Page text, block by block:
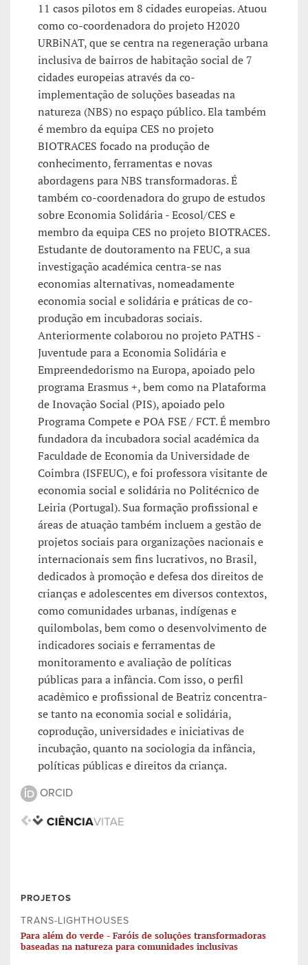
11 casos pilotos em 8 cidades europeias. Atuou
como co-coordenadora do projeto H2020
URBiNAT, que se centra na regeneração urbana
inclusiva de bairros de habitação social de 7
cidades europeias através da co-
implementação de soluções baseadas na
natureza (NBS) no espaço público. Ela também
é membro da equipa CES no projeto
BIOTRACES focado na produção de
conhecimento, ferramentas e novas
abordagens para NBS transformadoras. É
também co-coordenadora do grupo de estudos
sobre Economia Solidária - Ecosol/CES e
membro da equipa CES no projeto BIOTRACES.
Estudante de doutoramento na FEUC, a sua
investigação académica centra-se nas
economias alternativas, nomeadamente
economia social e solidária e práticas de co-
produção em incubadoras sociais.
Anteriormente colaborou no projeto PATHS -
Juventude para a Economia Solidária e
Empreendedorismo na Europa, apoiado pelo
programa Erasmus +, bem como na Plataforma
de Inovação Social (PIS), apoiado pelo
Programa Compete e POA FSE / FCT. É membro
fundadora da incubadora social académica da
Faculdade de Economia da Universidade de
Coimbra (ISFEUC), e foi professora visitante de
economia social e solidária no Politécnico de
Leiria (Portugal). Sua formação profissional e
áreas de atuação também incluem a gestão de
projetos sociais para organizações nacionais e
internacionais sem fins lucrativos, no Brasil,
dedicados à promoção e defesa dos direitos de
crianças e adolescentes em diversos contextos,
como comunidades urbanas, indígenas e
quilombolas, bem como o desenvolvimento de
indicadores sociais e ferramentas de
monitoramento e avaliação de políticas
públicas para a infância. Com isso, o perfil
acadêmico e profissional de Beatriz concentra-
se tanto na economia social e solidária,
coprodução, universidades e iniciativas de
incubação, quanto na sociologia da infância,
políticas públicas e direitos da criança.
ORCID
PROJETOS
TRANS-LIGHTHOUSES
Para além do verde - Faróis de soluções transformadoras
baseadas na natureza para comunidades inclusivas